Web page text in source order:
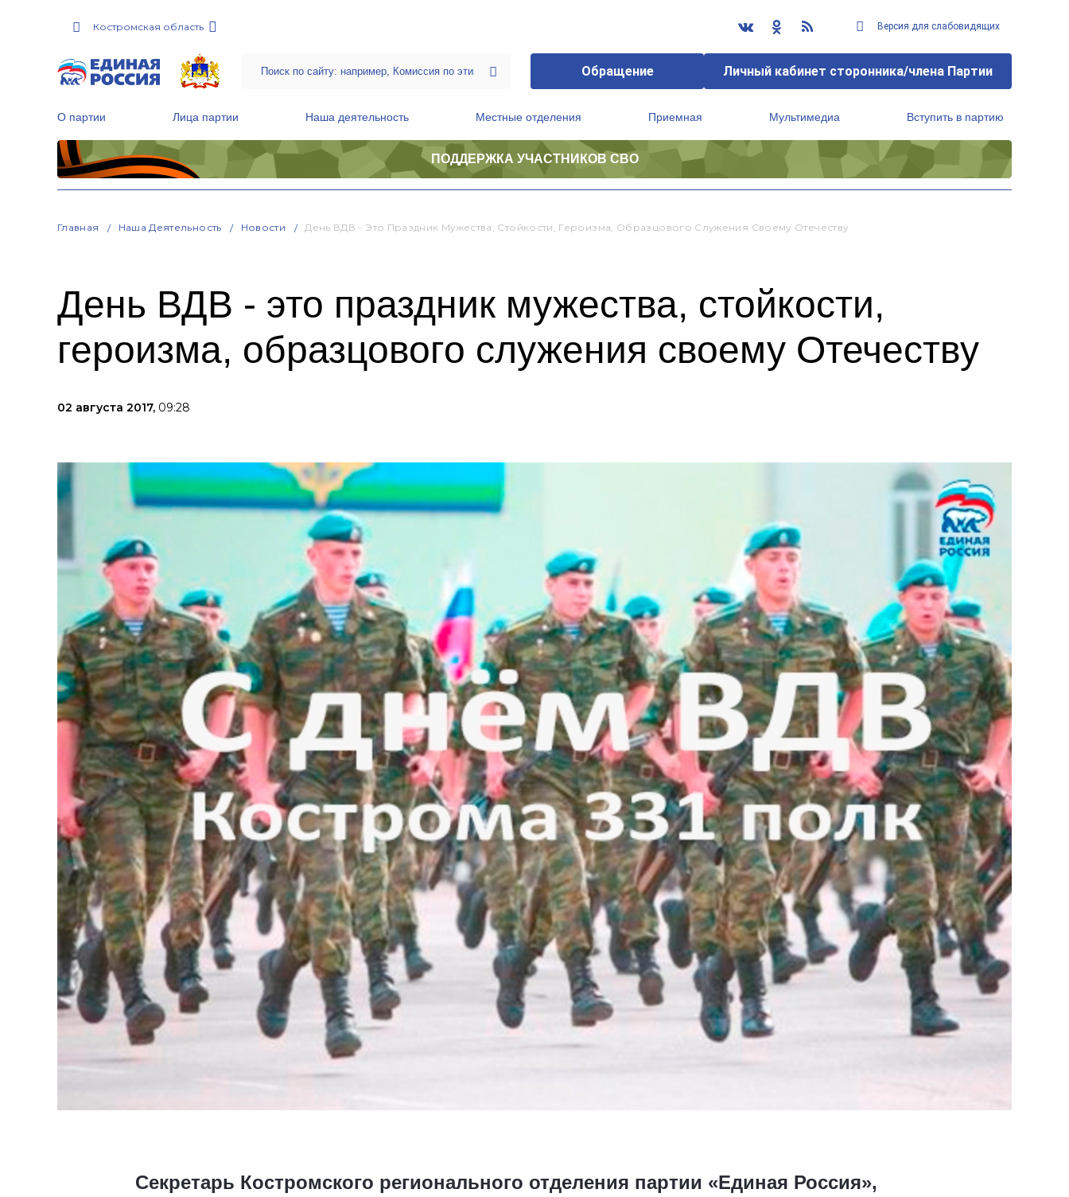
Костромская область Версия для слабовидящих
Обращение Личный кабинет сторонника/члена Партии
О партии Лица партии Наша деятельность Местные отделения Приемная Мультимедиа Вступить в партию
ПОДДЕРЖКА УЧАСТНИКОВ СВО
Главная Наша Деятельность Новости День ВДВ - Это Праздник Мужества, Стойкости, Героизма, Образцового Служения Своему Отечеству
День ВДВ - это праздник мужества, стойкости,
героизма, образцового служения своему Отечеству
02 августа 2017, 09:28
Секретарь Костромского регионального отделения партии «Единая Россия»,